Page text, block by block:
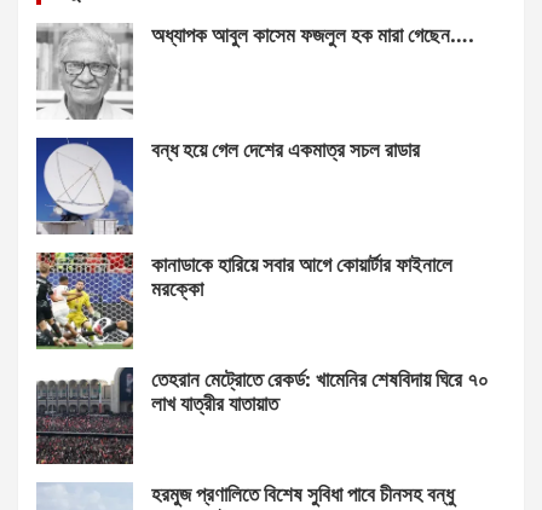
অধ্যাপক আবুল কাসেম ফজলুল হক মারা গেছেন….
বন্ধ হয়ে গেল দেশের একমাত্র সচল রাডার
কানাডাকে হারিয়ে সবার আগে কোয়ার্টার ফাইনালে
মরক্কো
তেহরান মেট্রোতে রেকর্ড: খামেনির শেষবিদায় ঘিরে ৭০
লাখ যাত্রীর যাতায়াত
হরমুজ প্রণালিতে বিশেষ সুবিধা পাবে চীনসহ বন্ধু